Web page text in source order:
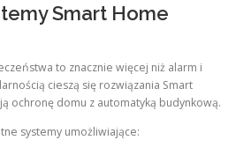
Smart Home
to znacznie więcej niż alarm i
cieszą się rozwiązania Smart
ochronę domu z automatyką budynkową.
systemy umożliwiające: